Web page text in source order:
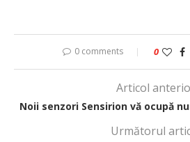
0 comments 0
Articol
Noii senzori Sensirion vă ocupă
Următorul